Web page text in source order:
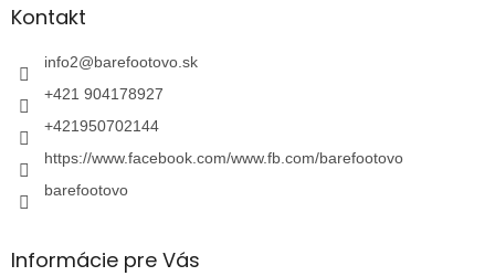
äKontakt
info2@barefootovo.sk
+421 904178927
+421950702144
https://www.facebook.com/www.fb.com/barefootovo
barefootovo
Informácie pre Vás